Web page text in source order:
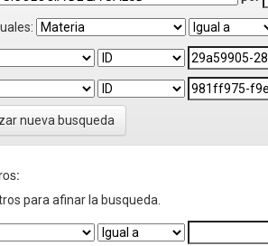
nueva busqueda
para afinar la busqueda.